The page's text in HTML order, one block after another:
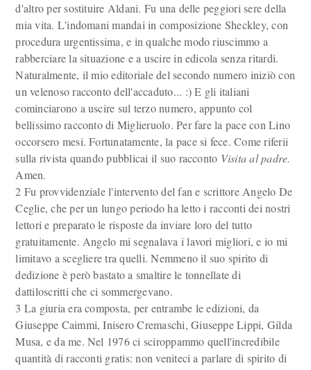
d'altro per sostituire Aldani. Fu una delle peggiori sere della
mia vita. L'indomani mandai in composizione Sheckley, con
procedura urgentissima, e in qualche modo riuscimmo a
rabberciare la situazione e a uscire in edicola senza ritardi.
Naturalmente, il mio editoriale del secondo numero iniziò con
un velenoso racconto dell'accaduto... :) E gli italiani
cominciarono a uscire sul terzo numero, appunto col
bellissimo racconto di Miglieruolo. Per fare la pace con Lino
occorsero mesi. Fortunatamente, la pace si fece. Come riferii
sulla rivista quando pubblicai il suo racconto Visita al padre.
Amen.
2 Fu provvidenziale l'intervento del fan e scrittore Angelo De
Ceglie, che per un lungo periodo ha letto i racconti dei nostri
lettori e preparato le risposte da inviare loro del tutto
gratuitamente. Angelo mi segnalava i lavori migliori, e io mi
limitavo a scegliere tra quelli. Nemmeno il suo spirito di
dedizione è però bastato a smaltire le tonnellate di
dattiloscritti che ci sommergevano.
3 La giuria era composta, per entrambe le edizioni, da
Giuseppe Caimmi, Inisero Cremaschi, Giuseppe Lippi, Gilda
Musa, e da me. Nel 1976 ci sciroppammo quell'incredibile
quantità di racconti gratis: non veniteci a parlare di spirito di